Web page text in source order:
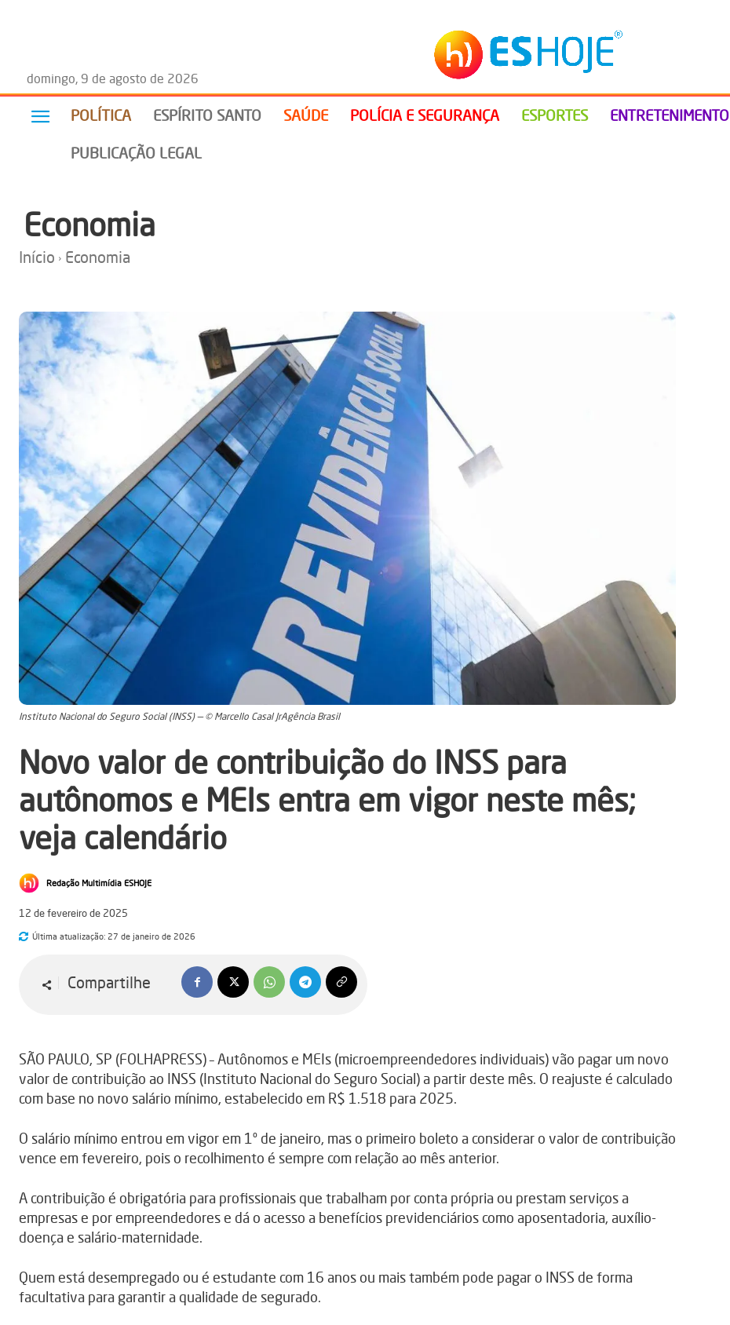
domingo, 9 de agosto de 2026
POLÍTICA ESPÍRITO SANTO SAÚDE POLÍCIA E SEGURANÇA ESPORTES ENTRETENIMENTO
PUBLICAÇÃO LEGAL
Economia
Início Economia
Instituto Nacional do Seguro Social (INSS) — © Marcello Casal JrAgência Brasil
Novo valor de contribuição do INSS para
autônomos e MEIs entra em vigor neste mês;
veja calendário
Redação Multimídia ESHOJE
12 de fevereiro de 2025
Última atualização: 27 de janeiro de 2026
Compartilhe
SÃO PAULO, SP (FOLHAPRESS) – Autônomos e MEIs (microempreendedores individuais) vão pagar um novo
valor de contribuição ao INSS (Instituto Nacional do Seguro Social) a partir deste mês. O reajuste é calculado
com base no novo salário mínimo, estabelecido em R$ 1.518 para 2025.
O salário mínimo entrou em vigor em 1º de janeiro, mas o primeiro boleto a considerar o valor de contribuição
vence em fevereiro, pois o recolhimento é sempre com relação ao mês anterior.
A contribuição é obrigatória para profissionais que trabalham por conta própria ou prestam serviços a
empresas e por empreendedores e dá o acesso a benefícios previdenciários como aposentadoria, auxílio-
doença e salário-maternidade.
Quem está desempregado ou é estudante com 16 anos ou mais também pode pagar o INSS de forma
facultativa para garantir a qualidade de segurado.